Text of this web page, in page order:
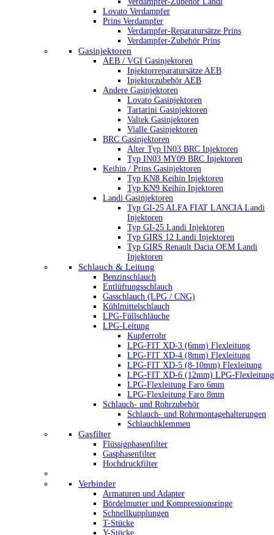
Lovato Verdampfer
Prins Verdampfer
Verdampfer-Reparatursätze Prins
Verdampfer-Zubehör Prins
Gasinjektoren
AEB / VGI Gasinjektoren
Injektorreparatursätze AEB
Injektorzubehör AEB
Andere Gasinjektoren
Lovato Gasinjektoren
Tartarini Gasinjektoren
Valtek Gasinjektoren
Vialle Gasinjektoren
BRC Gasinjektoren
Alter Typ IN03 BRC Injektoren
Typ IN03 MY09 BRC Injektoren
Keihin / Prins Gasinjektoren
Typ KN8 Keihin Injektoren
Typ KN9 Keihin Injektoren
Landi Gasinjektoren
Typ GI-25 ALFA FIAT LANCIA Landi
Injektoren
Typ GI-25 Landi Injektoren
Typ GIRS 12 Landi Injektoren
Typ GIRS Renault Dacia OEM Landi
Injektoren
Schlauch & Leitung
Benzinschlauch
Entlüftungsschlauch
Gasschlauch (LPG / CNG)
Kühlmittelschlauch
LPG-Füllschläuche
LPG-Leitung
Kupferrohr
LPG-FIT XD-3 (6mm) Flexleitung
LPG-FIT XD-4 (8mm) Flexleitung
LPG-FIT XD-5 (8-10mm) Flexleitung
LPG-FIT XD-6 (12mm) LPG-Flexleitung
LPG-Flexleitung Faro 6mm
LPG-Flexleitung Faro 8mm
Schlauch- und Rohrzubehör
Schlauch- und Rohrmontagehalterungen
Schlauchklemmen
Gasfilter
Flüssigphasenfilter
Gasphasenfilter
Hochdruckfilter
Verbinder
Armaturen und Adapter
Bördelmutter und Kompressionsringe
Schnellkupplungen
T-Stücke
Y-Stücke